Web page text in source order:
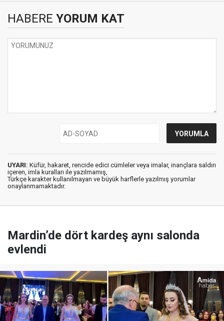
HABERE YORUM KAT
UYARI: Küfür, hakaret, rencide edici cümleler veya imalar, inançlara saldırı
içeren, imla kuralları ile yazılmamış,
Türkçe karakter kullanılmayan ve büyük harflerle yazılmış yorumlar
onaylanmamaktadır.
Mardin’de dört kardeş aynı salonda
evlendi